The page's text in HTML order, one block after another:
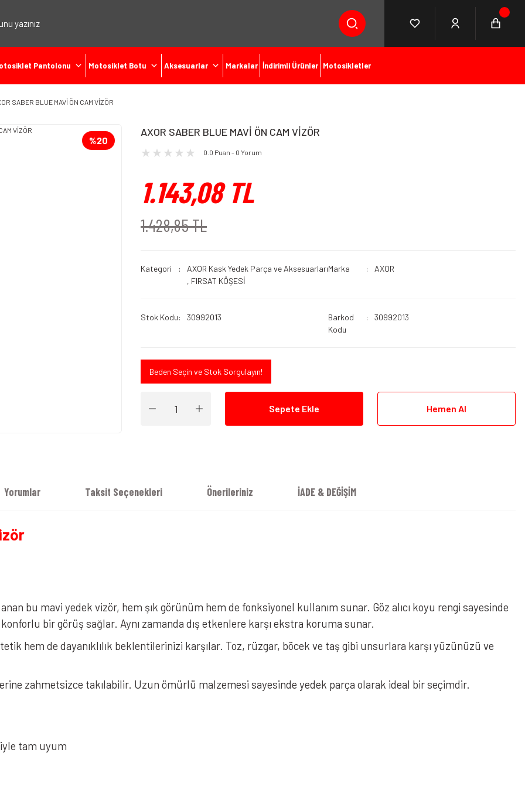
Pantolonu Motosiklet Botu Aksesuarlar Markalar İndirimli Ürünler Motosikletler
SABER BLUE MAVİ ÖN CAM VİZÖR
%20
AXOR SABER BLUE MAVİ ÖN CAM VİZÖR
0.0 Puan - 0 Yorum
1.143,08 TL
1.428,85 TL
Kategori
AXOR Kask Yedek Parça ve Aksesuarları
, FIRSAT KÖŞESİ
Marka AXOR
Stok Kodu 30992013
Barkod
Kodu
30992013
Beden Seçin ve Stok Sorgulayın!
Sepete Ekle Hemen Al
Yorumlar Taksit Seçenekleri Önerileriniz İADE & DEĞİŞİM
bu mavi yedek vizör, hem şık görünüm hem de fonksiyonel kullanım sunar. Göz alıcı koyu rengi sayesinde
bir görüş sağlar. Aynı zamanda dış etkenlere karşı ekstra koruma sunar.
hem de dayanıklılık beklentilerinizi karşılar. Toz, rüzgar, böcek ve taş gibi unsurlara karşı yüzünüzü ve
zahmetsizce takılabilir. Uzun ömürlü malzemesi sayesinde yedek parça olarak ideal bir seçimdir.
tam uyum